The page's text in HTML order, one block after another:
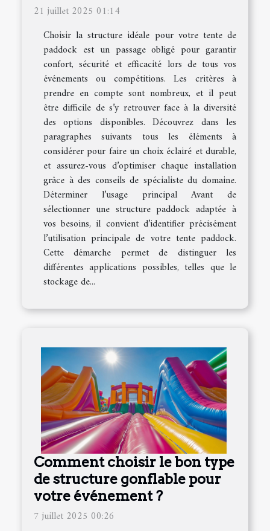
21 juillet 2025 01:14
Choisir la structure idéale pour votre tente de
paddock est un passage obligé pour garantir
confort, sécurité et efficacité lors de tous vos
événements ou compétitions. Les critères à
prendre en compte sont nombreux, et il peut
être difficile de s’y retrouver face à la diversité
des options disponibles. Découvrez dans les
paragraphes suivants tous les éléments à
considérer pour faire un choix éclairé et durable,
et assurez-vous d’optimiser chaque installation
grâce à des conseils de spécialiste du domaine.
Déterminer l’usage principal Avant de
sélectionner une structure paddock adaptée à
vos besoins, il convient d’identifier précisément
l’utilisation principale de votre tente paddock.
Cette démarche permet de distinguer les
différentes applications possibles, telles que le
stockage de...
Comment choisir le bon type
de structure gonflable pour
votre événement ?
7 juillet 2025 00:26